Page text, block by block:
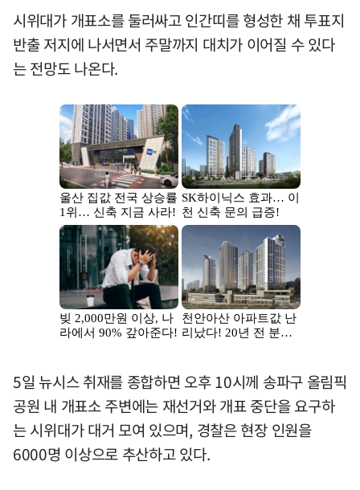
시위대가 개표소를 둘러싸고 인간띠를 형성한 채 투표지
반출 저지에 나서면서 주말까지 대치가 이어질 수 있다
는 전망도 나온다.
5일 뉴시스 취재를 종합하면 오후 10시께 송파구 올림픽
공원 내 개표소 주변에는 재선거와 개표 중단을 요구하
는 시위대가 대거 모여 있으며, 경찰은 현장 인원을
6000명 이상으로 추산하고 있다.